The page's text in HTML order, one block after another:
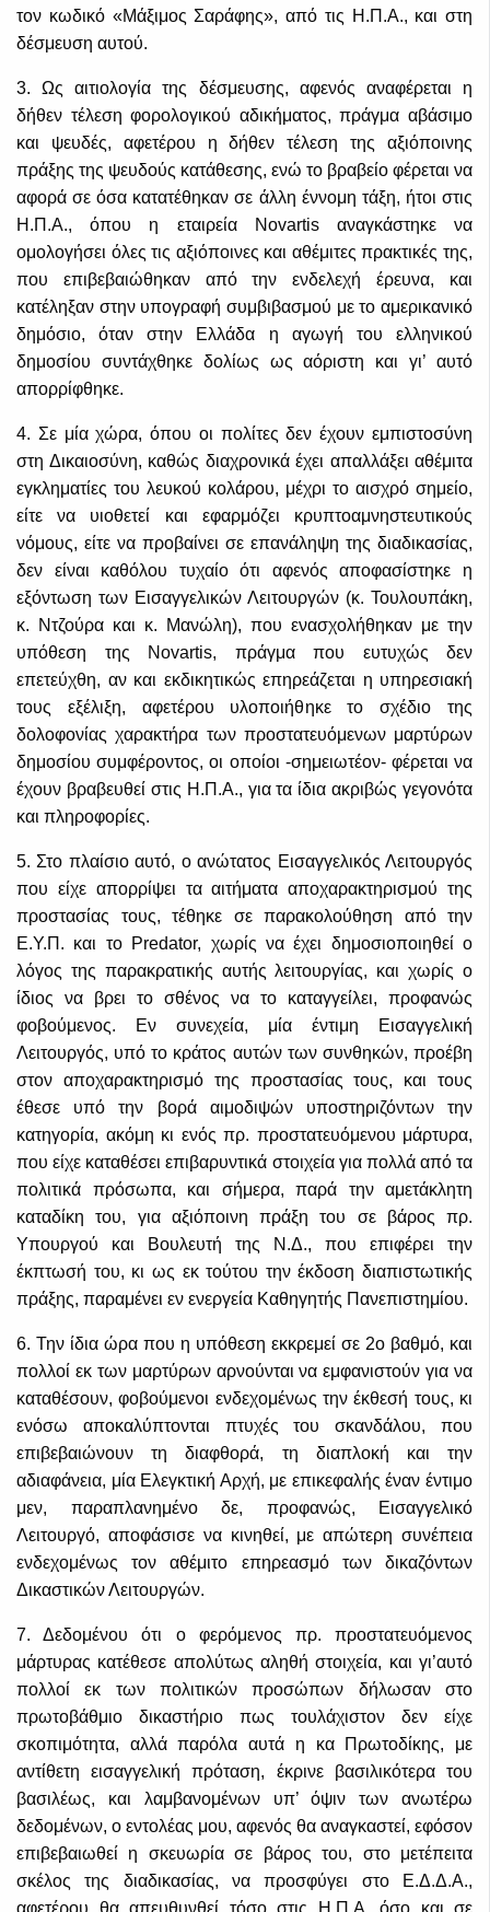
τον κωδικό «Μάξιμος Σαράφης», από τις Η.Π.Α., και στη
δέσμευση αυτού.
3. Ως αιτιολογία της δέσμευσης, αφενός αναφέρεται η
δήθεν τέλεση φορολογικού αδικήματος, πράγμα αβάσιμο
και ψευδές, αφετέρου η δήθεν τέλεση της αξιόποινης
πράξης της ψευδούς κατάθεσης, ενώ το βραβείο φέρεται να
αφορά σε όσα κατατέθηκαν σε άλλη έννομη τάξη, ήτοι στις
Η.Π.Α., όπου η εταιρεία Novartis αναγκάστηκε να
ομολογήσει όλες τις αξιόποινες και αθέμιτες πρακτικές της,
που επιβεβαιώθηκαν από την ενδελεχή έρευνα, και
κατέληξαν στην υπογραφή συμβιβασμού με το αμερικανικό
δημόσιο, όταν στην Ελλάδα η αγωγή του ελληνικού
δημοσίου συντάχθηκε δολίως ως αόριστη και γι’ αυτό
απορρίφθηκε.
4. Σε μία χώρα, όπου οι πολίτες δεν έχουν εμπιστοσύνη
στη Δικαιοσύνη, καθώς διαχρονικά έχει απαλλάξει αθέμιτα
εγκληματίες του λευκού κολάρου, μέχρι το αισχρό σημείο,
είτε να υιοθετεί και εφαρμόζει κρυπτοαμνηστευτικούς
νόμους, είτε να προβαίνει σε επανάληψη της διαδικασίας,
δεν είναι καθόλου τυχαίο ότι αφενός αποφασίστηκε η
εξόντωση των Εισαγγελικών Λειτουργών (κ. Τουλουπάκη,
κ. Ντζούρα και κ. Μανώλη), που ενασχολήθηκαν με την
υπόθεση της Novartis, πράγμα που ευτυχώς δεν
επετεύχθη, αν και εκδικητικώς επηρεάζεται η υπηρεσιακή
τους εξέλιξη, αφετέρου υλοποιήθηκε το σχέδιο της
δολοφονίας χαρακτήρα των προστατευόμενων μαρτύρων
δημοσίου συμφέροντος, οι οποίοι -σημειωτέον- φέρεται να
έχουν βραβευθεί στις Η.Π.Α., για τα ίδια ακριβώς γεγονότα
και πληροφορίες.
5. Στο πλαίσιο αυτό, ο ανώτατος Εισαγγελικός Λειτουργός
που είχε απορρίψει τα αιτήματα αποχαρακτηρισμού της
προστασίας τους, τέθηκε σε παρακολούθηση από την
Ε.Υ.Π. και το Predator, χωρίς να έχει δημοσιοποιηθεί ο
λόγος της παρακρατικής αυτής λειτουργίας, και χωρίς ο
ίδιος να βρει το σθένος να το καταγγείλει, προφανώς
φοβούμενος. Εν συνεχεία, μία έντιμη Εισαγγελική
Λειτουργός, υπό το κράτος αυτών των συνθηκών, προέβη
στον αποχαρακτηρισμό της προστασίας τους, και τους
έθεσε υπό την βορά αιμοδιψών υποστηριζόντων την
κατηγορία, ακόμη κι ενός πρ. προστατευόμενου μάρτυρα,
που είχε καταθέσει επιβαρυντικά στοιχεία για πολλά από τα
πολιτικά πρόσωπα, και σήμερα, παρά την αμετάκλητη
καταδίκη του, για αξιόποινη πράξη του σε βάρος πρ.
Υπουργού και Βουλευτή της Ν.Δ., που επιφέρει την
έκπτωσή του, κι ως εκ τούτου την έκδοση διαπιστωτικής
πράξης, παραμένει εν ενεργεία Καθηγητής Πανεπιστημίου.
6. Την ίδια ώρα που η υπόθεση εκκρεμεί σε 2ο βαθμό, και
πολλοί εκ των μαρτύρων αρνούνται να εμφανιστούν για να
καταθέσουν, φοβούμενοι ενδεχομένως την έκθεσή τους, κι
ενόσω αποκαλύπτονται πτυχές του σκανδάλου, που
επιβεβαιώνουν τη διαφθορά, τη διαπλοκή και την
αδιαφάνεια, μία Ελεγκτική Αρχή, με επικεφαλής έναν έντιμο
μεν, παραπλανημένο δε, προφανώς, Εισαγγελικό
Λειτουργό, αποφάσισε να κινηθεί, με απώτερη συνέπεια
ενδεχομένως τον αθέμιτο επηρεασμό των δικαζόντων
Δικαστικών Λειτουργών.
7. Δεδομένου ότι ο φερόμενος πρ. προστατευόμενος
μάρτυρας κατέθεσε απολύτως αληθή στοιχεία, και γι’αυτό
πολλοί εκ των πολιτικών προσώπων δήλωσαν στο
πρωτοβάθμιο δικαστήριο πως τουλάχιστον δεν είχε
σκοπιμότητα, αλλά παρόλα αυτά η κα Πρωτοδίκης, με
αντίθετη εισαγγελική πρόταση, έκρινε βασιλικότερα του
βασιλέως, και λαμβανομένων υπ’ όψιν των ανωτέρω
δεδομένων, ο εντολέας μου, αφενός θα αναγκαστεί, εφόσον
επιβεβαιωθεί η σκευωρία σε βάρος του, στο μετέπειτα
σκέλος της διαδικασίας, να προσφύγει στο Ε.Δ.Δ.Α.,